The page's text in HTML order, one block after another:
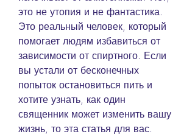
это не утопия и не фантастика.
Это реальный человек, который
помогает людям избавиться от
зависимости от спиртного. Если
вы устали от бесконечных
попыток остановиться пить и
хотите узнать, как один
священник может изменить вашу
жизнь, то эта статья для вас.